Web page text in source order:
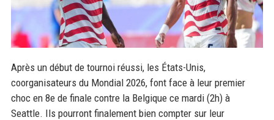
Après un début de tournoi réussi, les États-Unis,
coorganisateurs du Mondial 2026, font face à leur premier
choc en 8e de finale contre la Belgique ce mardi (2h) à
Seattle. Ils pourront finalement bien compter sur leur